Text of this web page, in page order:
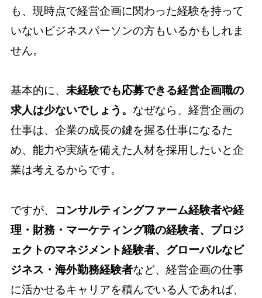
も、現時点で経営企画に関わった経験を持って
いないビジネスパーソンの方もいるかもしれま
せん。
基本的に、 未経験でも応募できる経営企画職の
求人は少ないでしょう。 なぜなら、経営企画の
仕事は、企業の成長の鍵を握る仕事になるた
め、能力や実績を備えた人材を採用したいと企
業は考えるからです。
ですが、 コンサルティングファーム経験者や経
理・財務・マーケティング職の経験者、プロジ
ェクトのマネジメント経験者、グローバルなビ
ジネス・海外勤務経験者など、経営企画の仕事
に活かせるキャリアを積んでいる人であれば、